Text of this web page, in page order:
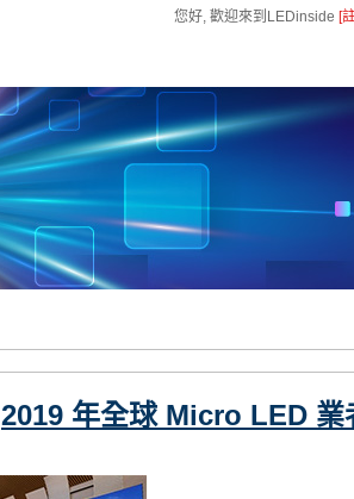
您好, 歡迎來到LEDinside [
2019 年全球 Micro LED 業